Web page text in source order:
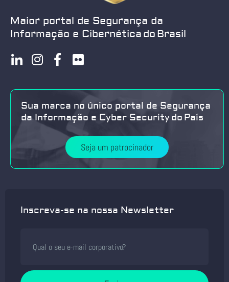
Maior portal de Segurança da
Informação e Cibernética do Brasil
Sua marca no único portal de Segurança
da Informação e Cyber Security do País
Seja um patrocinador
Inscreva-se na nossa Newsletter